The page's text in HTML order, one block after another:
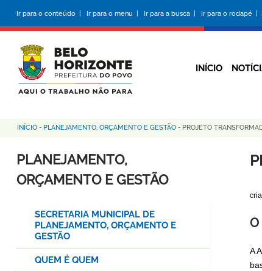
conteúdo
principal
Ir para o conteúdo | Ir para o menu | Ir para a busca | Ir para o rodapé |
INÍCIO
Trilha
de
navegação
INÍCIO - PLANEJAMENTO, ORÇAMENTO E GESTÃO - PROJETO
O
A
PLANEJAMENTO,
ORÇAMENTO E GESTÃO
SECRETARIA MUNICIPAL DE
PLANEJAMENTO, ORÇAMENTO E
GESTÃO
QUEM É QUEM